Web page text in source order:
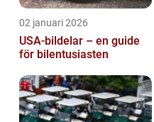
02 januari 2026
USA-bildelar – en guide
för bilentusiasten